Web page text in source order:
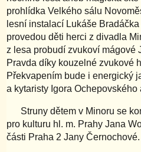
prohlídka Velkého sálu
lesní instalací Lukáše
provedou děti herci z divadla
z lesa probudí zvukoví mágové
Pravda díky kouzelné zvukové
Překvapením bude i energický
a kytaristy Igora Ochepovského
Struny dětem v Minoru se
pro kulturu hl. m. Prahy Jana
části Praha 2 Jany Černochové.